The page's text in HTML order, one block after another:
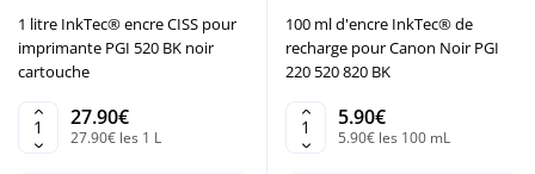
1 litre InkTec® encre CISS pour
imprimante PGI 520 BK noir
cartouche
27.90€
27.90€ les 1 L
100 ml d'encre InkTec® de
recharge pour Canon Noir PGI
220 520 820 BK
5.90€
5.90€ les 100 mL